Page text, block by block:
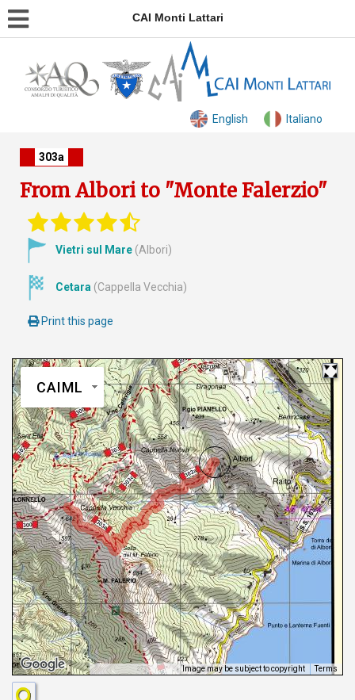
CAI Monti Lattari
English Italiano
303a
From Albori to "Monte Falerzio"
Vietri sul Mare (Albori)
Cetara (Cappella Vecchia)
Print this page
CAIML
Image may be subject to copyright Terms